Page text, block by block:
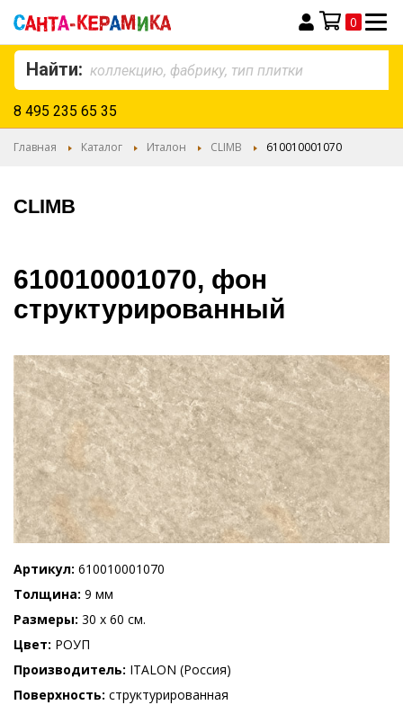
Моя корзина
0
Найти:
8 495 235 65 35
Главная Каталог Италон CLIMB 610010001070
CLIMB
610010001070, фон
структурированный
Артикул 610010001070
Толщина 9 мм
Размеры 30 x 60 см.
Цвет РОУП
Производитель ITALON (Россия)
Поверхность структурированная